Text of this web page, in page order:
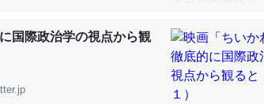
を大量に使う脊椎動物と貝類は苦労してるんだな…
なったり努力してるし。
大問題＝「昆虫はなぜ海にいないのか」に関する新仮説
国際政治学の視点から観